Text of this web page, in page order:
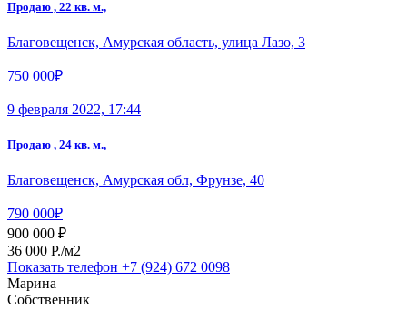
Продаю , 22 кв. м.,
Благовещенск, Амурская область, улица Лазо, 3
750 000₽
9 февраля 2022, 17:44
Продаю , 24 кв. м.,
Благовещенск, Амурская обл, Фрунзе, 40
790 000₽
900 000 ₽
36 000 P./м2
Показать телефон +7 (924) 672 0098
Марина
Собственник